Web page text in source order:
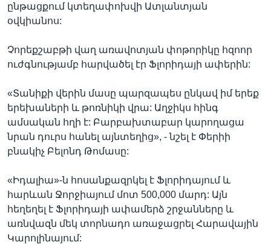
ընթացքում կտեղափոխվի Ատլանտյան
օվկիանոս:
Չորեքշաբթի վաղ առավոտյան փոթորիկը հզոոր
ուժգնությամբ հարվածել էր Ֆլորիդայի ափերին:
«Տանիքի վերին մասը պարզապես ընկավ իմ երեք
երեխաների և թոռնիկի վրա: Աղջիկս հինգ
ամսական հղի է: Բարբախտաբար կարողացա
նրան դուրս հանել այնտեղից», - նշել է Փերիի
բնակիչ Բելոնդ Թոմասը:
«Իդալիա»-ն հոսանքազրկել է Ֆլորիդայում և
հարևան Ջորջիայում մոտ 500,000 մարդ: Այն
հեղեղել է Ֆլորիդայի ափամերձ շրջանները և
առնվազն մեկ տորնադո առաջացրել Հարավային
Կարոլինայում: